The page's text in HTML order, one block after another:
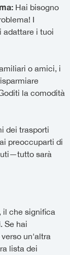
Hai bisogno
I
adattare i tuoi
o amici, i
la comodità
dei trasporti
preoccuparti di
sarà
il che significa
. Se hai
verso un'altra
lista dei